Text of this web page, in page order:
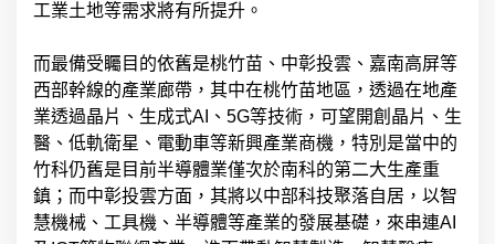
工業土地等需求將有所提升。
而最備受矚目的依舊是桃竹苗、中彰投雲、嘉南高屏等
西部幹線的產業廊帶，其中在桃竹苗地區，透過在地產
業透過晶片、生成式AI、5G等技術，可望開創晶片、生
醫、低軌衛星、電動車等新興產業商機，特別是當中的
竹科仍舊是目前半導體業僅次於南科的第二大生產重
鎮；而中彰投雲方面，其將以中部科技聚落自居，以智
慧機械、工具機、半導體等產業的發展基礎，來串連AI